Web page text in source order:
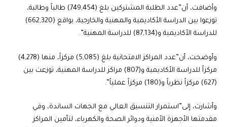
وأضافت، أن”عدد الطلبة المشتركين بلغ (749,454) طالباً وطالبة،
توزعوا بين الدراسة الأكاديمية والمهنية والخارجية، بواقع (662,320)
للدراسة الأكاديمية و(87,134) للدراسة المهنية”.
وأوضحت، أن”عدد المراكز الامتحانية بلغ (5,085) مركزاً، منها (4,278)
مركزاً للدراسة الأكاديمية و(807) مراكز للدراسة المهنية، توزعت بين
(627) مركزاً نظرياً و(180) مركزاً عملياً”.
وأشارت، إلى”استمرار التنسيق العالي مع الجهات الساندة، وفي
مقدمتها الأجهزة الأمنية ودوائر الصحة والكهرباء، لتأمين المراكز